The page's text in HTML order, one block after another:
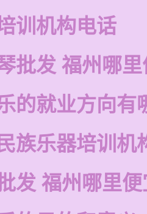
训机构电话
批发 福州哪
的就业方向有
族乐器培训机
发 福州哪里